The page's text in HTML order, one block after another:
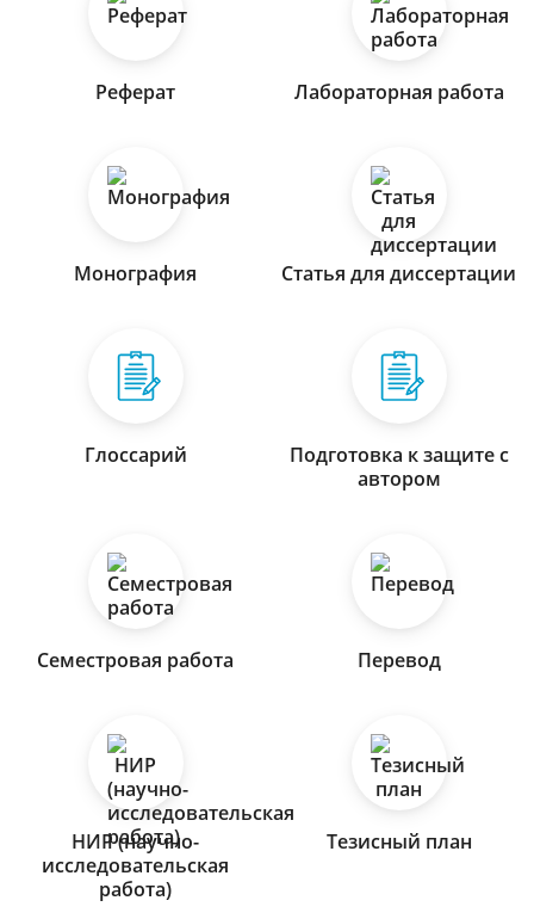
Реферат Лабораторная работа
Монография Статья для диссертации
Глоссарий
Подготовка к защите с
автором
Семестровая работа Перевод
НИР (научно-
исследовательская
работа)
Тезисный план